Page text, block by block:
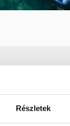
Részletek
a szállítási
méter fölött pedig